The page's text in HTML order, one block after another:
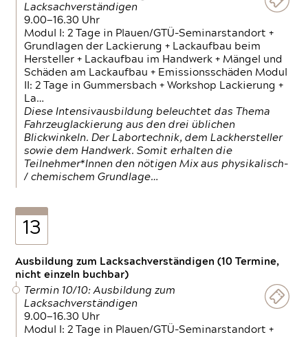
Lacksachverständigen
9.00—16.30 Uhr
Modul I: 2 Tage in Plauen/GTÜ-Seminarstandort +
Grundlagen der Lackierung + Lackaufbau beim
Hersteller + Lackaufbau im Handwerk + Mängel und
Schäden am Lackaufbau + Emissionsschäden Modul
II: 2 Tage in Gummersbach + Workshop Lackierung +
La…
Diese Intensivausbildung beleuchtet das Thema
Fahrzeuglackierung aus den drei üblichen
Blickwinkeln. Der Labortechnik, dem Lackhersteller
sowie dem Handwerk. Somit erhalten die
Teilnehmer*Innen den nötigen Mix aus physikalisch-
/ chemischem Grundlage…
13
Ausbildung zum Lacksachverständigen (10 Termine,
nicht einzeln buchbar)
Termin 10/10: Ausbildung zum
Lacksachverständigen
9.00—16.30 Uhr
Modul I: 2 Tage in Plauen/GTÜ-Seminarstandort +